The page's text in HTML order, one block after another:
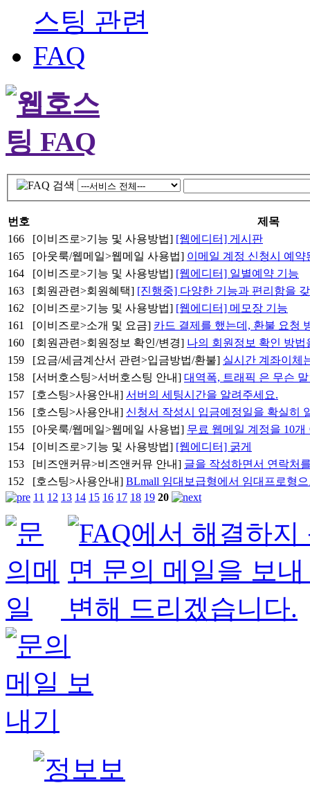
번호
제목
166
[이비즈로>기능 및 사용방법] [웹에디터] 게시판
165
[아웃룩/웹메일>웹메일 사용법] 이메일 계정 신청시 예
164
[이비즈로>기능 및 사용방법] [웹에디터] 일별예약 기능
163
[회원관련>회원혜택] [진행중] 다양한 기능과 편리함을
162
[이비즈로>기능 및 사용방법] [웹에디터] 메모장 기능
161
[이비즈로>소개 및 요금] 카드 결제를 했는데, 환불 요청
160
[회원관련>회원정보 확인/변경] 나의 회원정보 확인 방법
159
[요금/세금계산서 관련>입금방법/환불] 실시간 계좌이체
158
[서버호스팅>서버호스팅 안내] 대역폭, 트래픽 은 무슨
157
[호스팅>사용안내] 서버의 세팅시간을 알려주세요.
156
[호스팅>사용안내] 신청서 작성시 입금예정일을 확실히
155
[아웃룩/웹메일>웹메일 사용법] 무료 웹메일 계정을 10
154
[이비즈로>기능 및 사용방법] [웹에디터] 굵게
153
[비즈앤커뮤>비즈앤커뮤 안내] 글을 작성하면서 연락처
152
[호스팅>사용안내] BLmall 임대보급형에서 임대프로형
11 12 13 14 15 16 17 18 19 20